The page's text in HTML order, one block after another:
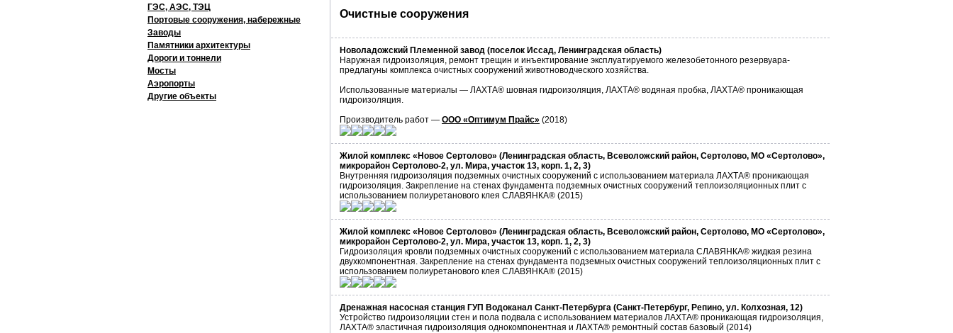
ГЭС, АЭС, ТЭЦ
Портовые сооружения, набережные
Заводы
Памятники архитектуры
Дороги и тоннели
Мосты
Аэропорты
Другие объекты
Очистные сооружения
Новоладожский Племенной завод (поселок Иссад, Ленинградская область)
Наружная гидроизоляция, ремонт трещин и инъектирование эксплуатируемого железобетонного резервуара-
предлагуны комплекса очистных сооружений животноводческого хозяйства.
Использованные материалы — ЛАХТА® шовная гидроизоляция, ЛАХТА® водяная пробка, ЛАХТА® проникающая
гидроизоляция.
Производитель работ — ООО «Оптимум Прайс» (2018)
Жилой комплекс «Новое Сертолово» (Ленинградская область, Всеволожский район, Сертолово, МО «Сертолово»,
микрорайон Сертолово-2, ул. Мира, участок 13, корп. 1, 2, 3)
Внутренняя гидроизоляция подземных очистных сооружений с использованием материала ЛАХТА® проникающая
гидроизоляция. Закрепление на стенах фундамента подземных очистных сооружений теплоизоляционных плит с
использованием полиуретанового клея СЛАВЯНКА® (2015)
Жилой комплекс «Новое Сертолово» (Ленинградская область, Всеволожский район, Сертолово, МО «Сертолово»,
микрорайон Сертолово-2, ул. Мира, участок 13, корп. 1, 2, 3)
Гидроизоляция кровли подземных очистных сооружений с использованием материала СЛАВЯНКА® жидкая резина
двухкомпонентная. Закрепление на стенах фундамента подземных очистных сооружений теплоизоляционных плит с
использованием полиуретанового клея СЛАВЯНКА® (2015)
Дренажная насосная станция ГУП Водоканал Санкт-Петербурга (Санкт-Петербург, Репино, ул. Колхозная, 12)
Устройство гидроизоляции стен и пола подвала с использованием материалов ЛАХТА® проникающая гидроизоляция,
ЛАХТА® эластичная гидроизоляция однокомпонентная и ЛАХТА® ремонтный состав базовый (2014)